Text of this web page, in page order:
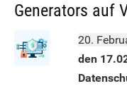
Generators auf
20.
den